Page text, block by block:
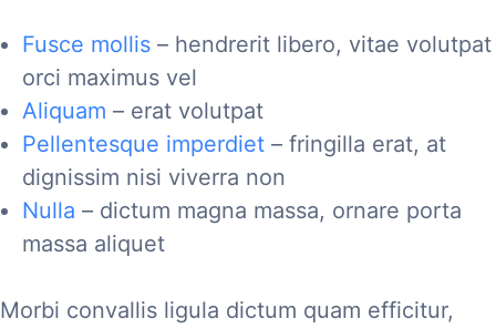
Fusce mollis – hendrerit libero, vitae volutpat
orci maximus vel
Aliquam – erat volutpat
Pellentesque imperdiet – fringilla erat, at
dignissim nisi viverra non
Nulla – dictum magna massa, ornare porta
massa aliquet
Morbi convallis ligula dictum quam efficitur,